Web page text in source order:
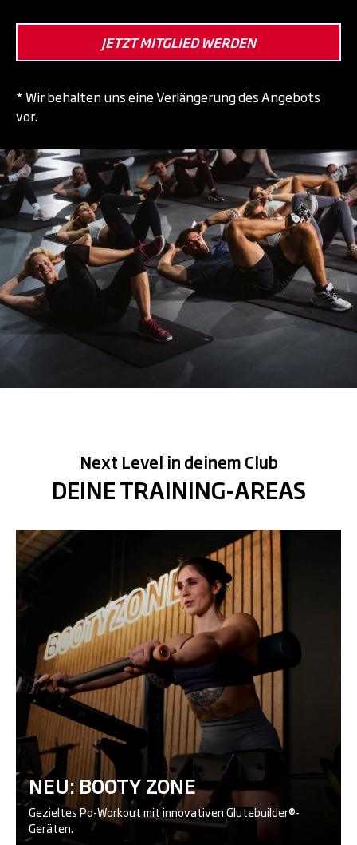
JETZT MITGLIED WERDEN
* Wir behalten uns eine Verlängerung des Angebots
vor.
Next Level in deinem Club
DEINE TRAINING-AREAS
NEU: BOOTY ZONE
Gezieltes Po-Workout mit innovativen Glutebuilder®-
Geräten.